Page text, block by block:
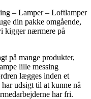
– Lamper – Loftlamper
din pakke omgående,
kigger nærmere på
på mange produkter,
lille messing
lægges inden et
udsigt til at kunne nå
har fri.